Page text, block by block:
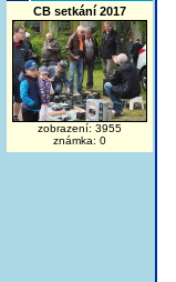
CB setkání 2017
zobrazení: 3955
známka: 0